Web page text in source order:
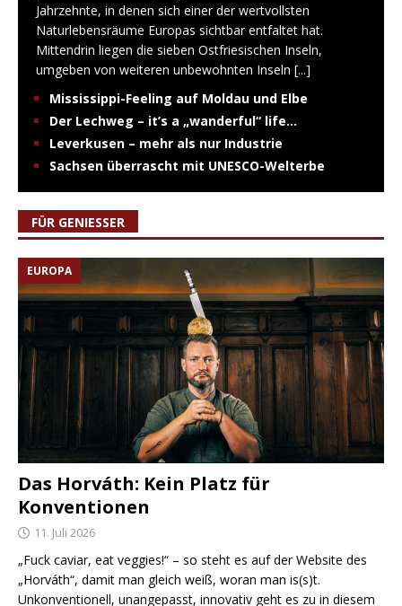
Jahrzehnte, in denen sich einer der wertvollsten
Naturlebensräume Europas sichtbar entfaltet hat.
Mittendrin liegen die sieben Ostfriesischen Inseln,
umgeben von weiteren unbewohnten Inseln [...]
Mississippi-Feeling auf Moldau und Elbe
Der Lechweg – it’s a „wanderful“ life…
Leverkusen – mehr als nur Industrie
Sachsen überrascht mit UNESCO-Welterbe
FÜR GENIESSER
EUROPA
Das Horváth: Kein Platz für
Konventionen
11. Juli 2026
„Fuck caviar, eat veggies!“ – so steht es auf der Website des
„Horváth“, damit man gleich weiß, woran man is(s)t.
Unkonventionell, unangepasst, innovativ geht es zu in diesem